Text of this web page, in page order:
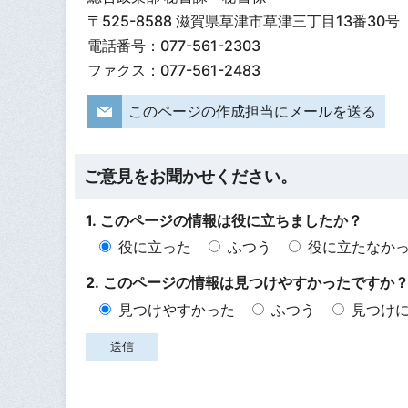
〒525-8588 滋賀県草津市草津三丁目13番30号
電話番号：077-561-2303
ファクス：077-561-2483
このページの作成担当にメールを送る
ご意見をお聞かせください。
1. このページの情報は役に立ちましたか？
役に立った
ふつう
役に立たなか
2. このページの情報は見つけやすかったですか？
見つけやすかった
ふつう 見つけ